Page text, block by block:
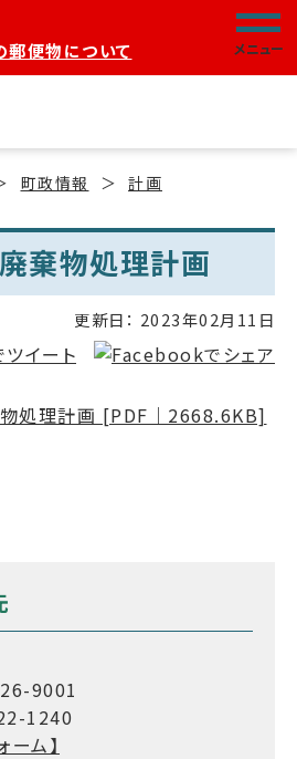
郵便物について
メニュー
町政情報 計画
棄物処理計画
更新日： 2023年02月11日
処理計画 [PDF｜2668.6KB]
9001
1240
ーム】